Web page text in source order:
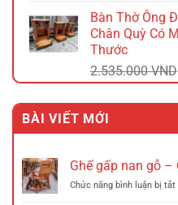
Bàn Thờ Ông
Chân Quỳ Có
Thước
2.535.000VND
BÀI VIẾT MỚI
Ghế gấp nan gỗ
Chức năng bình luận bị tắtở